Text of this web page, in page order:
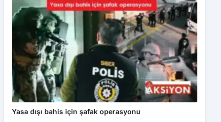
Yasa dışı bahis için şafak operasyonu